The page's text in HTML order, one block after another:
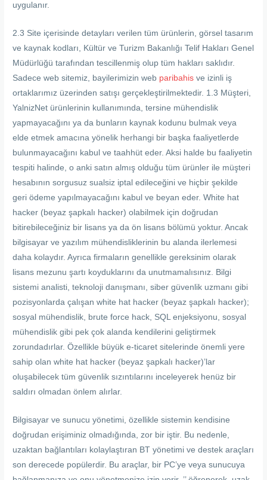
uygulanır.
2.3 Site içerisinde detayları verilen tüm ürünlerin, görsel tasarım
ve kaynak kodları, Kültür ve Turizm Bakanlığı Telif Hakları Genel
Müdürlüğü tarafından tescillenmiş olup tüm hakları saklıdır.
Sadece web sitemiz, bayilerimizin web paribahis ve izinli iş
ortaklarımız üzerinden satışı gerçekleştirilmektedir. 1.3 Müşteri,
YalnizNet ürünlerinin kullanımında, tersine mühendislik
yapmayacağını ya da bunların kaynak kodunu bulmak veya
elde etmek amacına yönelik herhangi bir başka faaliyetlerde
bulunmayacağını kabul ve taahhüt eder. Aksi halde bu faaliyetin
tespiti halinde, o anki satın almış olduğu tüm ürünler ile müşteri
hesabının sorgusuz sualsiz iptal edileceğini ve hiçbir şekilde
geri ödeme yapılmayacağını kabul ve beyan eder. White hat
hacker (beyaz şapkalı hacker) olabilmek için doğrudan
bitirebileceğiniz bir lisans ya da ön lisans bölümü yoktur. Ancak
bilgisayar ve yazılım mühendisliklerinin bu alanda ilerlemesi
daha kolaydır. Ayrıca firmaların genellikle gereksinim olarak
lisans mezunu şartı koyduklarını da unutmamalısınız. Bilgi
sistemi analisti, teknoloji danışmanı, siber güvenlik uzmanı gibi
pozisyonlarda çalışan white hat hacker (beyaz şapkalı hacker);
sosyal mühendislik, brute force hack, SQL enjeksiyonu, sosyal
mühendislik gibi pek çok alanda kendilerini geliştirmek
zorundadırlar. Özellikle büyük e-ticaret sitelerinde önemli yere
sahip olan white hat hacker (beyaz şapkalı hacker)’lar
oluşabilecek tüm güvenlik sızıntılarını inceleyerek henüz bir
saldırı olmadan önlem alırlar.
Bilgisayar ve sunucu yönetimi, özellikle sistemin kendisine
doğrudan erişiminiz olmadığında, zor bir iştir. Bu nedenle,
uzaktan bağlantıları kolaylaştıran BT yönetimi ve destek araçları
son derecede popülerdir. Bu araçlar, bir PC’ye veya sunucuya